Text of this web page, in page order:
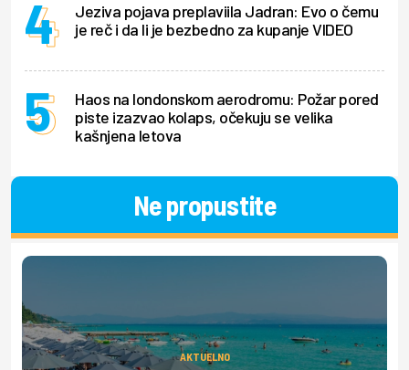
Jeziva pojava preplaviila Jadran: Evo o čemu
je reč i da li je bezbedno za kupanje VIDEO
Haos na londonskom aerodromu: Požar pored
piste izazvao kolaps, očekuju se velika
kašnjena letova
Ne propustite
AKTUELNO